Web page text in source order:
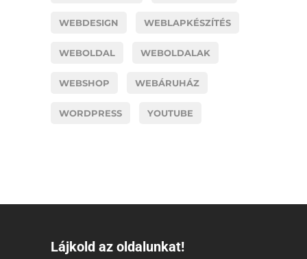
WEBDESIGN WEBLAPKÉSZÍTÉS
WEBOLDAL WEBOLDALAK
WEBSHOP WEBÁRUHÁZ
WORDPRESS YOUTUBE
Lájkold az oldalunkat!